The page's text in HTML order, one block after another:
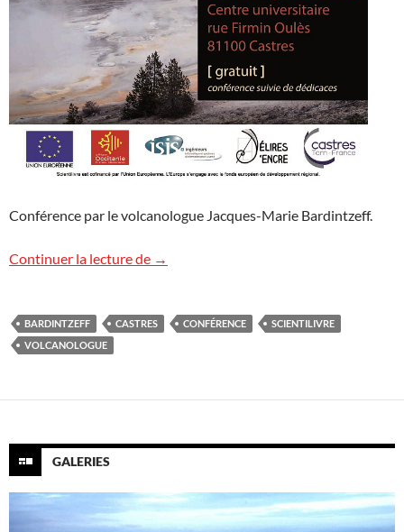
Conférence par le volcanologue Jacques-Marie Bardintzeff.
Continuer la lecture de Scientilivre mène l’enquête
→
BARDINTZEFF CASTRES CONFÉRENCE
SCIENTILIVRE
VOLCANOLOGUE
GALERIES